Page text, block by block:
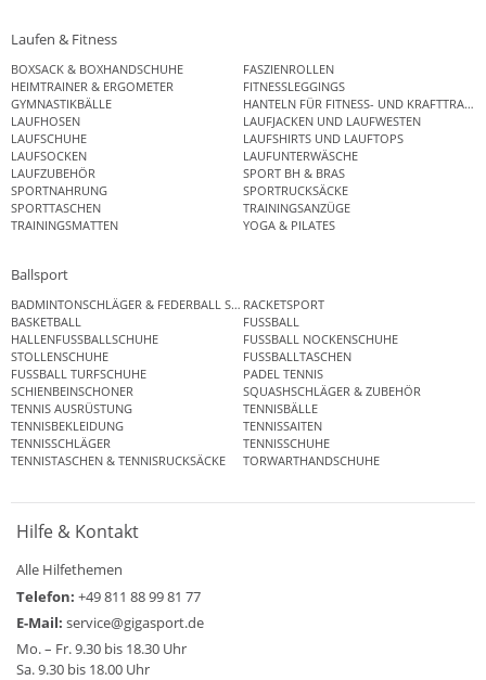
Laufen & Fitness
BOXSACK & BOXHANDSCHUHE
FASZIENROLLEN
HEIMTRAINER & ERGOMETER
FITNESSLEGGINGS
GYMNASTIKBÄLLE
HANTELN FÜR FITNESS- UND
LAUFHOSEN
LAUFJACKEN UND LAUFWESTEN
LAUFSCHUHE
LAUFSHIRTS UND LAUFTOPS
LAUFSOCKEN
LAUFUNTERWÄSCHE
LAUFZUBEHÖR
SPORT BH & BRAS
SPORTNAHRUNG
SPORTRUCKSÄCKE
SPORTTASCHEN
TRAININGSANZÜGE
TRAININGSMATTEN
YOGA & PILATES
Ballsport
BADMINTONSCHLÄGER & FEDERBALL SETSRACKETSPORT
BASKETBALL
FUSSBALL
HALLENFUSSBALLSCHUHE
FUSSBALL NOCKENSCHUHE
STOLLENSCHUHE
FUSSBALLTASCHEN
FUSSBALL TURFSCHUHE
PADEL TENNIS
SCHIENBEINSCHONER
SQUASHSCHLÄGER & ZUBEHÖR
TENNIS AUSRÜSTUNG
TENNISBÄLLE
TENNISBEKLEIDUNG
TENNISSAITEN
TENNISSCHLÄGER
TENNISSCHUHE
TENNISTASCHEN & TENNISRUCKSÄCKE
TORWARTHANDSCHUHE
Hilfe & Kontakt
Alle Hilfethemen
Telefon: +49 811 88 99 81 77
E-Mail: service@gigasport.de
Mo. – Fr. 9.30 bis 18.30 Uhr
Sa. 9.30 bis 18.00 Uhr